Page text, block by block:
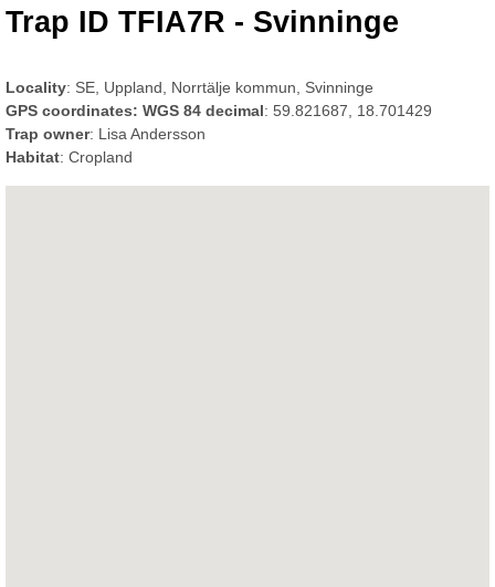
Trap ID TFIA7R - Svinninge
Locality: SE, Uppland, Norrtälje kommun, Svinninge
GPS coordinates: WGS 84 decimal: 59.821687, 18.701429
Trap owner: Lisa Andersson
Habitat: Cropland